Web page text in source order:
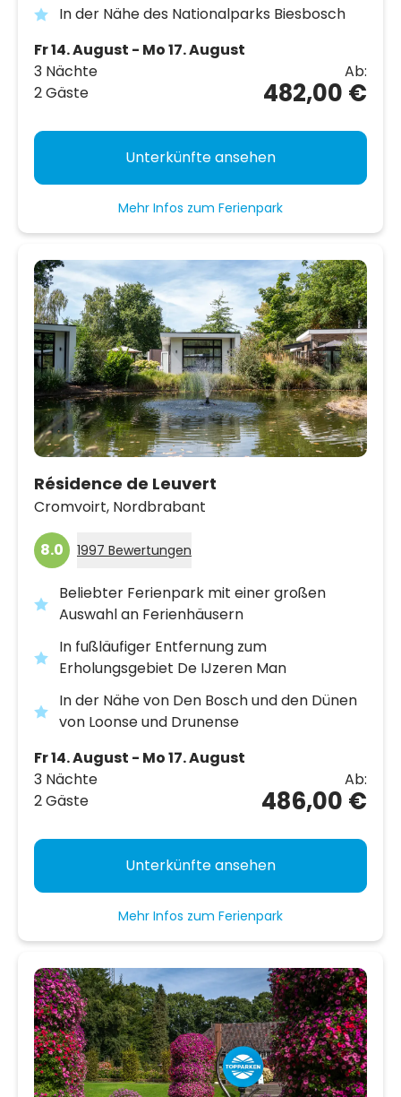
In der Nähe des Nationalparks Biesbosch
Fr 14. August - Mo 17. August
3 Nächte
2 Gäste
Ab:
482,00 €
Unterkünfte ansehen
Mehr Infos zum Ferienpark
Résidence de Leuvert
Cromvoirt, Nordbrabant
8.0 1997 Bewertungen
Beliebter Ferienpark mit einer großen
Auswahl an Ferienhäusern
In fußläufiger Entfernung zum
Erholungsgebiet De IJzeren Man
In der Nähe von Den Bosch und den Dünen
von Loonse und Drunense
Fr 14. August - Mo 17. August
3 Nächte
2 Gäste
Ab:
486,00 €
Unterkünfte ansehen
Mehr Infos zum Ferienpark